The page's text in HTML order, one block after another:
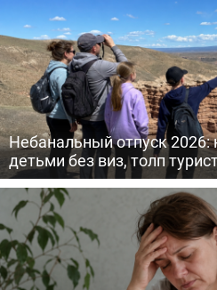
Небанальный отпуск 2026:
детьми без виз, толп